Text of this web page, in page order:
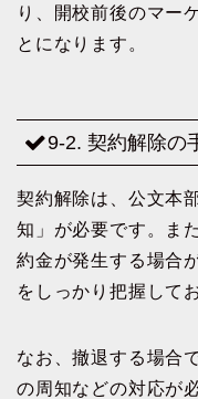
り、開校前後のマー
とになります。
9-2. 契約解除の
契約解除は、公文本
知」が必要です。ま
約金が発生する場合
をしっかり把握して
なお、撤退する場合
の周知などの対応が